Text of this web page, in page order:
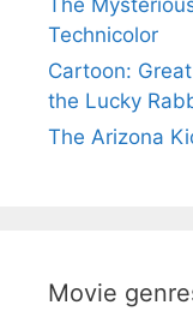
The
Technicolor
Cartoon:
the Lucky
The Arizona
Movie